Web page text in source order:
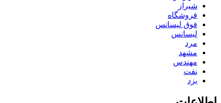
شیراز
فروشگاه
فوق لیسانس
لیسانس
مرد
مشهد
مهندس
نفت
یزد